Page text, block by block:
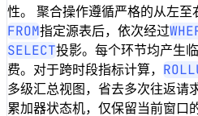
性。 聚合操作遵循严格的从左至
FROM指定源表后，依次经过
SELECT投影。每个环节均产生
费。对于跨时段指标计算，
多级汇总视图，省去多次往返请
累加器状态机，仅保留当前窗口